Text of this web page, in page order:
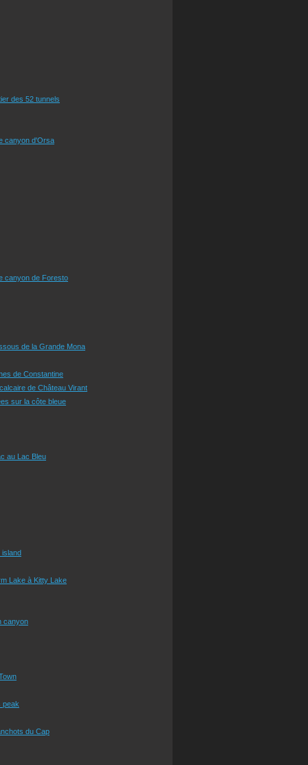
des 52 tunnels
canyon d'Orsa
canyon de Foresto
de la Grande Mona
de Constantine
de Château Virant
sur la côte bleue
au Lac Bleu
island
Lake à Kitty Lake
canyon
peak
du Cap